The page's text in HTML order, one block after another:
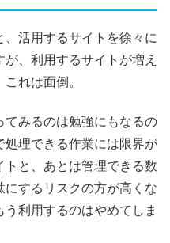
活用するサイトを徐々に
、利用するサイトが増え
れは面倒。
てみるのは勉強にもなるの
処理できる作業には限界が
と、あとは管理できる数
にするリスクの方が高くな
利用するのはやめてしま